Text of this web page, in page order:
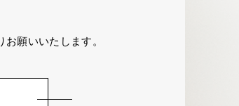
お願いいたします。